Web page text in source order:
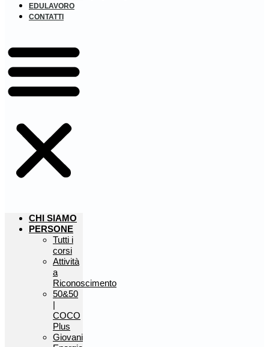
EDULAVORO
CONTATTI
CHI SIAMO
PERSONE
Tutti i
corsi
Attività
a
Riconoscimento
50&50
|
COCO
Plus
Giovani